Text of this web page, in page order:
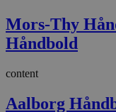
Mors-Thy
Håndbold
content
Aalborg